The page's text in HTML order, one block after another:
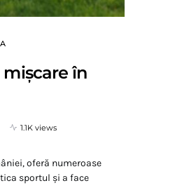
în
1.1K views
oferă numeroase
sportul și a face